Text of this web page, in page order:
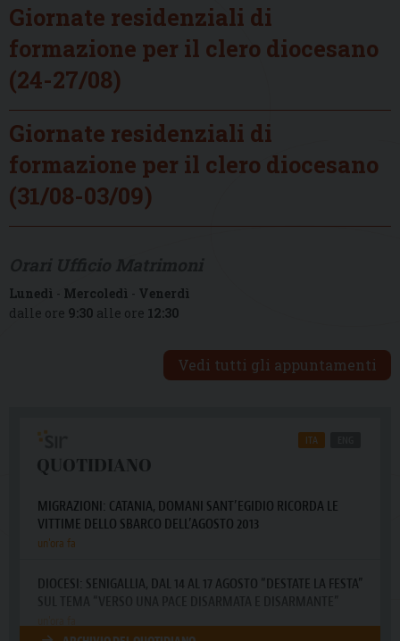
Giornate residenziali di
formazione per il clero diocesano
(24-27/08)
Giornate residenziali di
formazione per il clero diocesano
(31/08-03/09)
Lunedì - Mercoledì - Venerdì
dalle ore 9:30 alle ore 12:30
Vedi tutti gli appuntamenti